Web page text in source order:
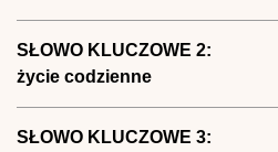
SŁOWO KLUCZOWE 2:
życie codzienne
SŁOWO KLUCZOWE 3: